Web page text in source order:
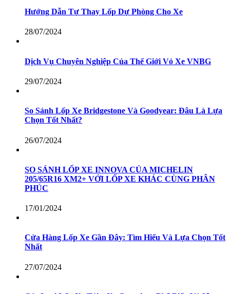
Hướng Dẫn Tự Thay Lốp Dự Phòng Cho Xe
28/07/2024
Dịch Vụ Chuyên Nghiệp Của Thế Giới Vỏ Xe VNBG
29/07/2024
So Sánh Lốp Xe Bridgestone Và Goodyear: Đâu Là Lựa
Chọn Tốt Nhất?
26/07/2024
SO SÁNH LỐP XE INNOVA CỦA MICHELIN
205/65R16 XM2+ VỚI LỐP XE KHÁC CÙNG PHÂN
PHÚC
17/01/2024
Cửa Hàng Lốp Xe Gần Đây: Tìm Hiểu Và Lựa Chọn Tốt
Nhất
27/07/2024